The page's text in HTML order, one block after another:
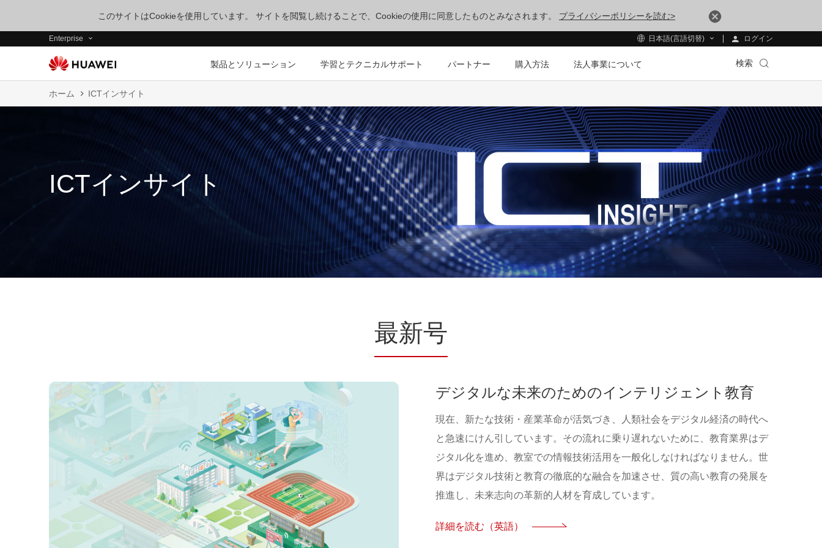
このサイトはCookieを使用しています。 サイトを閲覧し続けることで、Cookieの使用に同意したものとみなされます。 プライバシーポリシーを読む>
Enterprise 日本語(言語切替) ログイン
製品とソリューション 学習とテクニカルサポート パートナー 購入方法 法人事業について 検索
ホーム ICTインサイト
ICTインサイト
最新号
デジタルな未来のためのインテリジェント教育
現在、新たな技術・産業革命が活気づき、人類社会をデジタル経済の時代へ
と急速にけん引しています。その流れに乗り遅れないために、教育業界はデ
ジタル化を進め、教室での情報技術活用を一般化しなければなりません。世
界はデジタル技術と教育の徹底的な融合を加速させ、質の高い教育の発展を
推進し、未来志向の革新的人材を育成しています。
詳細を読む（英語）